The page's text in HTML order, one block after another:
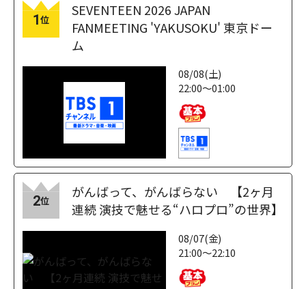
1位
SEVENTEEN 2026 JAPAN
FANMEETING 'YAKUSOKU' 東京ドー
ム
08/08(土)
22:00～01:00
2位
がんばって、がんばらない 【2ヶ月
連続 演技で魅せる“ハロプロ”の世界】
08/07(金)
21:00～22:10